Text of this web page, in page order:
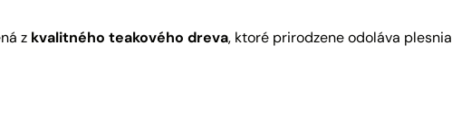
z kvalitného teakového dreva, ktoré prirodzene odoláva